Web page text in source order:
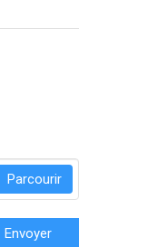
Parcourir
Envoyer